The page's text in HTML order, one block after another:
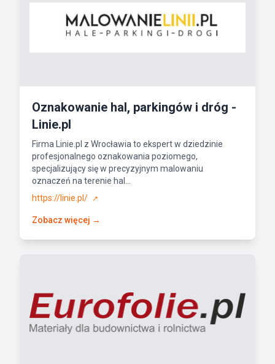
Oznakowanie hal, parkingów i dróg -
Linie.pl
Firma Linie.pl z Wrocławia to ekspert w dziedzinie
profesjonalnego oznakowania poziomego,
specjalizujący się w precyzyjnym malowaniu
oznaczeń na terenie hal...
https://linie.pl/
↗
Zobacz więcej →